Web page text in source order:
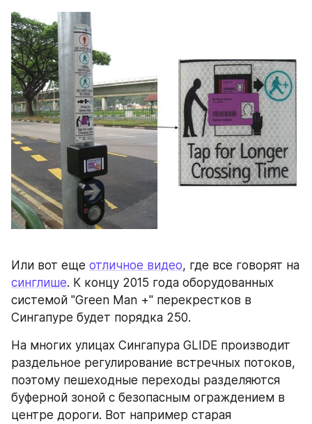
Или вот еще отличное видео
синглише. К концу 2015 года оборудованных
системой "Green Man +" перекрестков в
Сингапуре будет порядка 250.
На многих улицах Сингапура GLIDE производит
раздельное регулирование встречных потоков,
поэтому пешеходные переходы разделяются
буферной зоной с безопасным ограждением в
центре дороги. Вот например старая